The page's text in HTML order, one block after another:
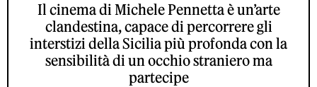
Il cinema di Michele Pennetta è un’arte
clandestina, capace di percorrere gli
interstizi della Sicilia più profonda con la
sensibilità di un occhio straniero ma
partecipe